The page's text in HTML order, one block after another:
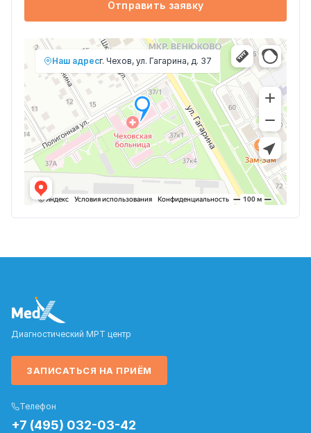
Отправить заявку
Наш адресг. Чехов, ул. Гагарина, д. 37
Диагностический МРТ центр
ЗАПИСАТЬСЯ НА ПРИЁМ
Телефон
+7 (495) 032-03-42